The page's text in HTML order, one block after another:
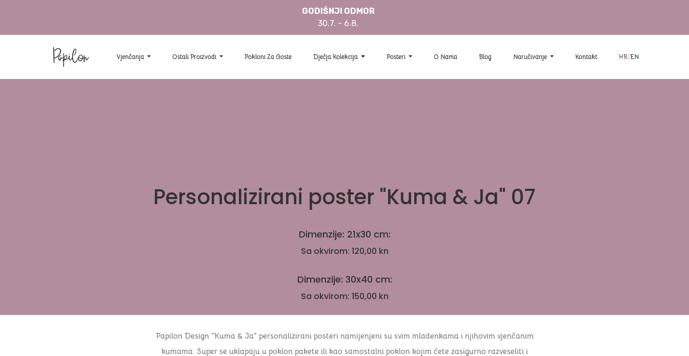
GODIŠNJI ODMOR
30.7. - 6.8.
Vjenčanja Ostali Proizvodi Pokloni Za Goste Dječja Kolekcija Posteri O Nama Blog Naručivanje Kontakt HR |EN
Personalizirani poster "Kuma & Ja" 07
Dimenzije: 21x30 cm:
Sa okvirom: 120,00 kn
Dimenzije: 30x40 cm:
Sa okvirom: 150,00 kn
Papilon Design "Kuma & Ja" personalizirani posteri namijenjeni su svim mladenkama i njihovim vjenčanim
kumama. Super se uklapaju u poklon pakete ili kao samostalni poklon kojim ćete zasigurno razveseliti i